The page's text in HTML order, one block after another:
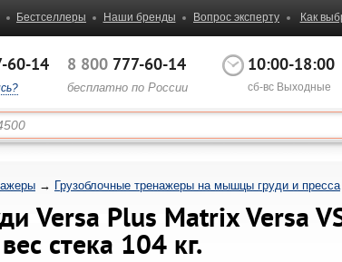
Бестселлеры Наши бренды Вопрос эксперту Как
60-14 8 800 777-60-14
бесплатно по России
10:00-18:00
сб-вс Выходные
→ Грузоблочные тренажеры на мышцы груди и пресса
Versa Plus Matrix Versa
стека 104 кг.